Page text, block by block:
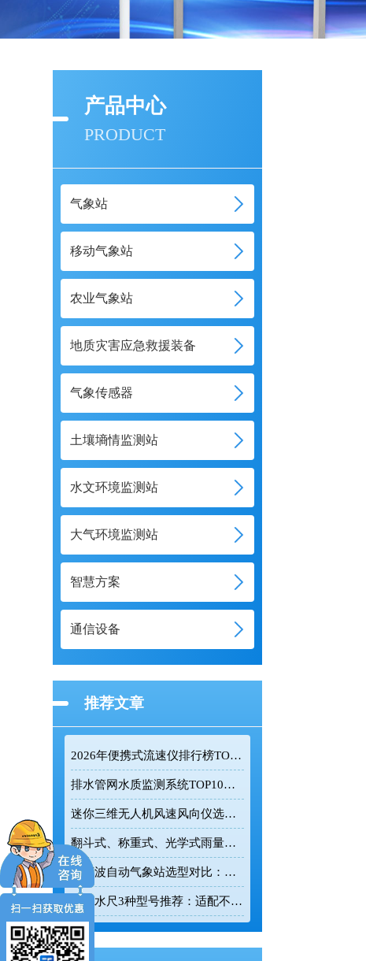
产品中心
PRODUCT
气象站
移动气象站
农业气象站
地质灾害应急救援装备
气象传感器
土壤墒情监测站
水文环境监测站
大气环境监测站
智慧方案
通信设备
推荐文章
2026年便携式流速仪排行榜TOP10：采购前必看的实力榜单
排水管网水质监测系统TOP10推荐榜单
迷你三维无人机风速风向仪选型：云境天合TH-F1H助力空中风场监测
翻斗式、称重式、光学式雨量计精度大横评：哪种雨量计测量最准？
超声波自动气象站选型对比：云境天合 TH-CQX6 与天蔚 TW-CQX5 推荐
电子水尺3种型号推荐：适配不同水深监测场景